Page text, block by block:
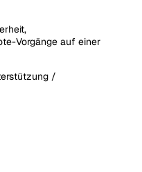
Vorgänge auf einer
/